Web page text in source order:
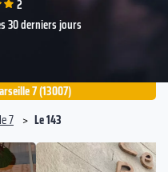
2
30 derniers jours
7 (13007)
7 Le 143